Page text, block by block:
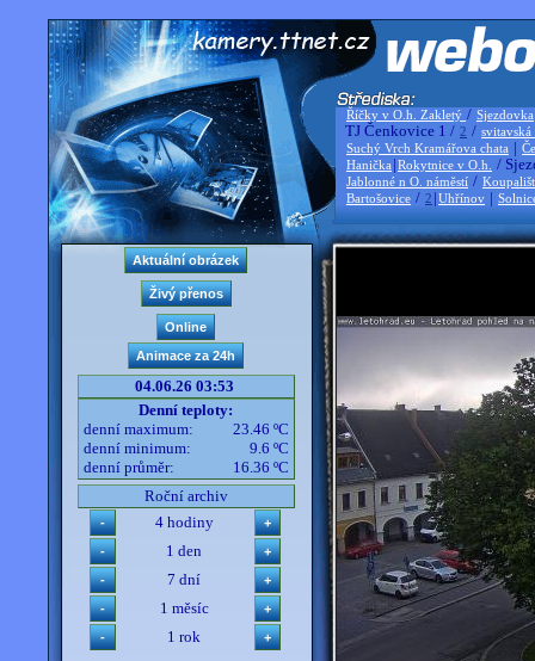
Říčky v O.h. Zakletý / Sjezdovka
TJ Čenkovice 1 / 2 / svitavská
Suchý Vrch Kramářova chata |
Hanička |Rokytnice v O.h. /
Jablonné n O. náměstí /
Bartošovice / 2 |Uhřínov |
04.06.26 03:53
Denní teploty:
denní maximum:
23.46 ºC
denní minimum:
9.6 ºC
denní průměr:
16.36 ºC
Roční archiv
4 hodiny
1 den
7 dní
1 měsíc
1 rok